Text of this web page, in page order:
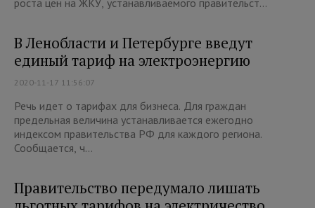
роста цен на ЖКУ, устанавливаемого правительст...
В Ленобласти и Петербурге введут
единый тариф на электроэнергию
2020-11-17 11:56:07
Речь идет о тарифах для бизнеса. Для граждан
предельная величина устанавливается ежегодно
индексом правительства РФ для каждого региона.
Сообщается, ч...
Правительство передумало лишать